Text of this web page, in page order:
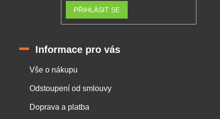
PŘIHLÁSIT SE
Informace pro vás
Vše o nákupu
Odstoupení od smlouvy
Doprava a platba